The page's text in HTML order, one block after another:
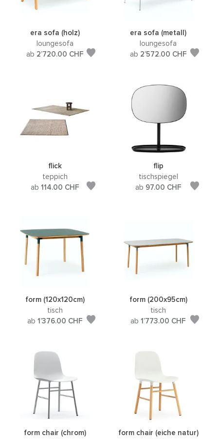
era sofa (holz)
loungesofa
ab 2’720.00 CHF
era sofa (metall)
loungesofa
ab 2’572.00 CHF
flick
teppich
ab 114.00 CHF
flip
tischspiegel
ab 97.00 CHF
form (120x120cm)
tisch
ab 1’376.00 CHF
form (200x95cm)
tisch
ab1’773.00 CHF
form chair (chrom)
form chair (eiche natur)